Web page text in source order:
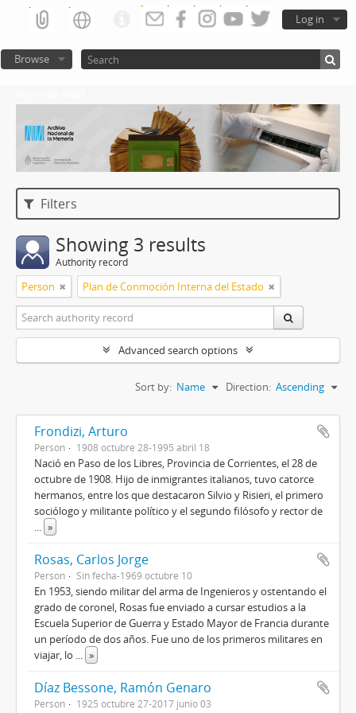
Log in
Browse
Filters
Showing 3 results
Authority record
Person Plan de Conmoción Interna del Estado
Advanced search options
Sort by: Name Direction: Ascending
Frondizi, Arturo
Person 1908 octubre 28-1995 abril 18
Nació en Paso de los Libres, Provincia de Corrientes, el 28 de
octubre de 1908. Hijo de inmigrantes italianos, tuvo catorce
hermanos, entre los que destacaron Silvio y Risieri, el primero
sociólogo y militante político y el segundo filósofo y rector de
... »
Rosas, Carlos Jorge
Person Sin fecha-1969 octubre 10
En 1953, siendo militar del arma de Ingenieros y ostentando el
grado de coronel, Rosas fue enviado a cursar estudios a la
Escuela Superior de Guerra y Estado Mayor de Francia durante
un período de dos años. Fue uno de los primeros militares en
viajar, lo ... »
Díaz Bessone, Ramón Genaro
Person 1925 octubre 27-2017 junio 03